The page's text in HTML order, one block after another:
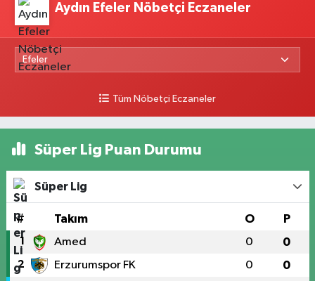
Aydın Efeler Nöbetçi Eczaneler
Tüm Nöbetçi Eczaneler
Süper Lig Puan Durumu
Süper Lig
# Takım O P
1 Amed 0 0
2 Erzurumspor FK 0 0